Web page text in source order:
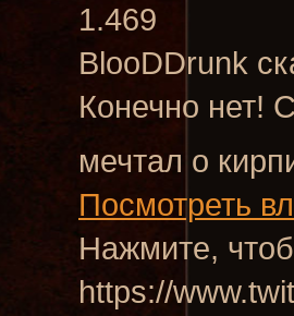
1.469
BlooDDrunk
Конечно нет!
мечтал о
Посмотреть
Нажмите,
https://